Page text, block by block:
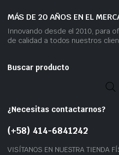
MÁS DE 20 AÑOS EN EL
Innovando desde el 2010, para
de calidad a todos nuestros
Buscar producto
¿Necesitas contactarnos?
(+58) 414-6841242
VISÍTANOS EN NUESTRA TIENDA